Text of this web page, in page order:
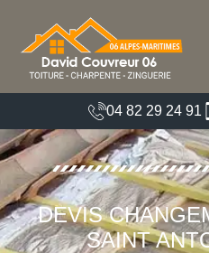
04 82 29 24 91
DEVIS
SAINT